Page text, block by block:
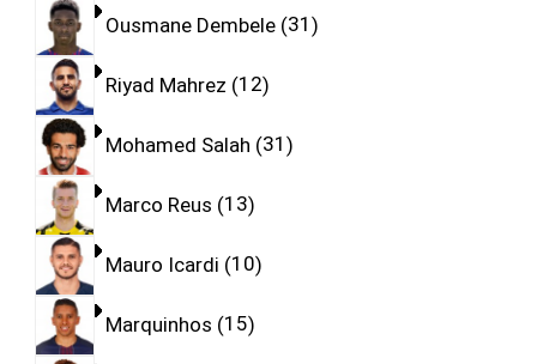
Ousmane Dembele 31
Riyad Mahrez 12
Mohamed Salah 31
Marco Reus 13
Mauro Icardi 10
Marquinhos 15